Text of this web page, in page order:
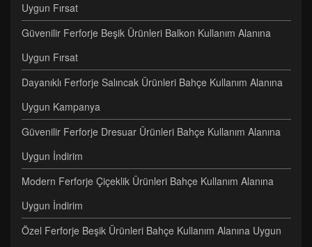
Uygun Fırsat
Güvenilir Ferforje Beşik Ürünleri Balkon Kullanım Alanına
Uygun Fırsat
Dayanıklı Ferforje Salıncak Ürünleri Bahçe Kullanım Alanına
Uygun Kampanya
Güvenilir Ferforje Dresuar Ürünleri Bahçe Kullanım Alanına
Uygun İndirim
Modern Ferforje Çiçeklik Ürünleri Bahçe Kullanım Alanına
Uygun İndirim
Özel Ferforje Beşik Ürünleri Bahçe Kullanım Alanına Uygun